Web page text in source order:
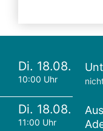
Di. 18.08.
10:00 Uhr
Di. 18.08.
11:00 Uhr